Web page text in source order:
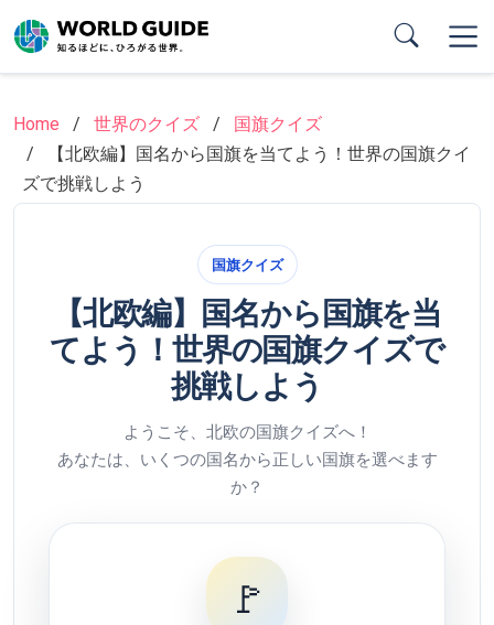
to
main
Home
世界のクイズ
国旗クイズ
【北欧編】国名から国旗を当てよう！世界の国旗クイ
ズで挑戦しよう
国旗クイズ
【北欧編】国名から国旗を当
てよう！世界の国旗クイズで
挑戦しよう
ようこそ、北欧の国旗クイズへ！
あなたは、いくつの国名から正しい国旗を選べます
か？
🚩